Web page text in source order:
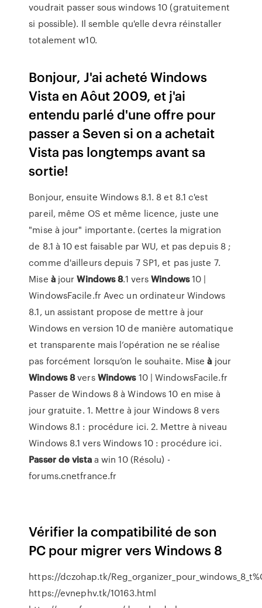
voudrait passer sous windows 10 (gratuitement
si possible). Il semble qu'elle devra réinstaller
totalement w10.
Bonjour, J'ai acheté Windows
Vista en Aôut 2009, et j'ai
entendu parlé d'une offre pour
passer a Seven si on a achetait
Vista pas longtemps avant sa
sortie!
Bonjour, ensuite Windows 8.1. 8 et 8.1 c'est
pareil, même OS et même licence, juste une
"mise à jour" importante. (certes la migration
de 8.1 à 10 est faisable par WU, et pas depuis 8 ;
comme d'ailleurs depuis 7 SP1, et pas juste 7.
Mise àjourWindows8.1 versWindows10 |
WindowsFacile.fr Avec un ordinateur Windows
8.1, un assistant propose de mettre à jour
Windows en version 10 de manière automatique
et transparente mais l’opération ne se réalise
pas forcément lorsqu’on le souhaite. Miseà jour
Windows8versWindows10 | WindowsFacile.fr
Passer de Windows 8 à Windows 10 en mise à
jour gratuite. 1. Mettre à jour Windows 8 vers
Windows 8.1 : procédure ici. 2. Mettre à niveau
Windows 8.1 vers Windows 10 : procédure ici.
Passerde vistaa win 10 (Résolu) -
forums.cnetfrance.fr
Vérifier la compatibilité de son
PC pour migrer vers Windows 8
https://dczohap.tk/
https://evnephv.tk/10163.html